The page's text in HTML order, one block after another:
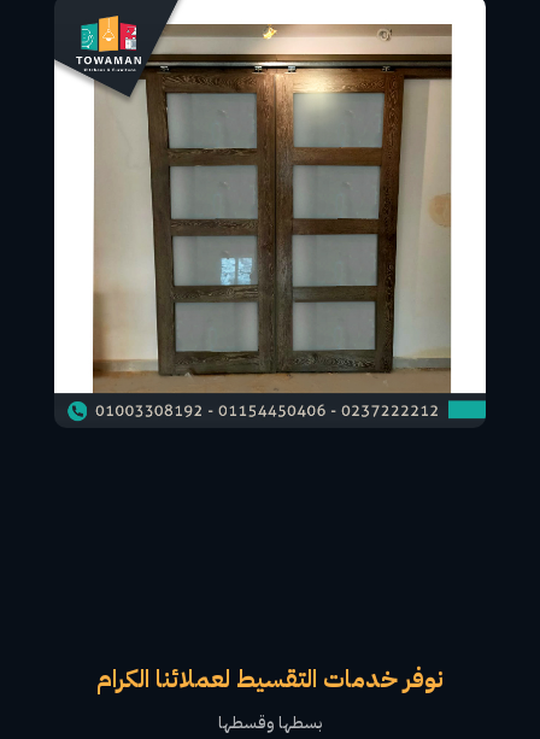
نوفر خدمات التقسيط لعملائنا الكرام
بسطها وقسطها